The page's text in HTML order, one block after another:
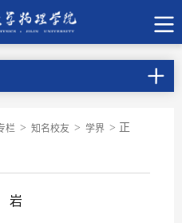
栏 > 知名校友 > 学界 > 正
岩